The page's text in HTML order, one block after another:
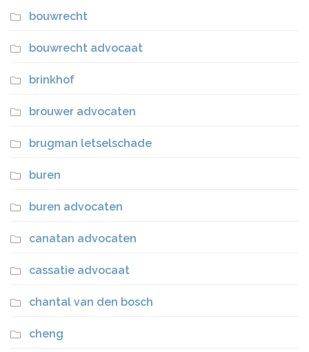
bouwrecht
bouwrecht advocaat
brinkhof
brouwer advocaten
brugman letselschade
buren
buren advocaten
canatan advocaten
cassatie advocaat
chantal van den bosch
cheng